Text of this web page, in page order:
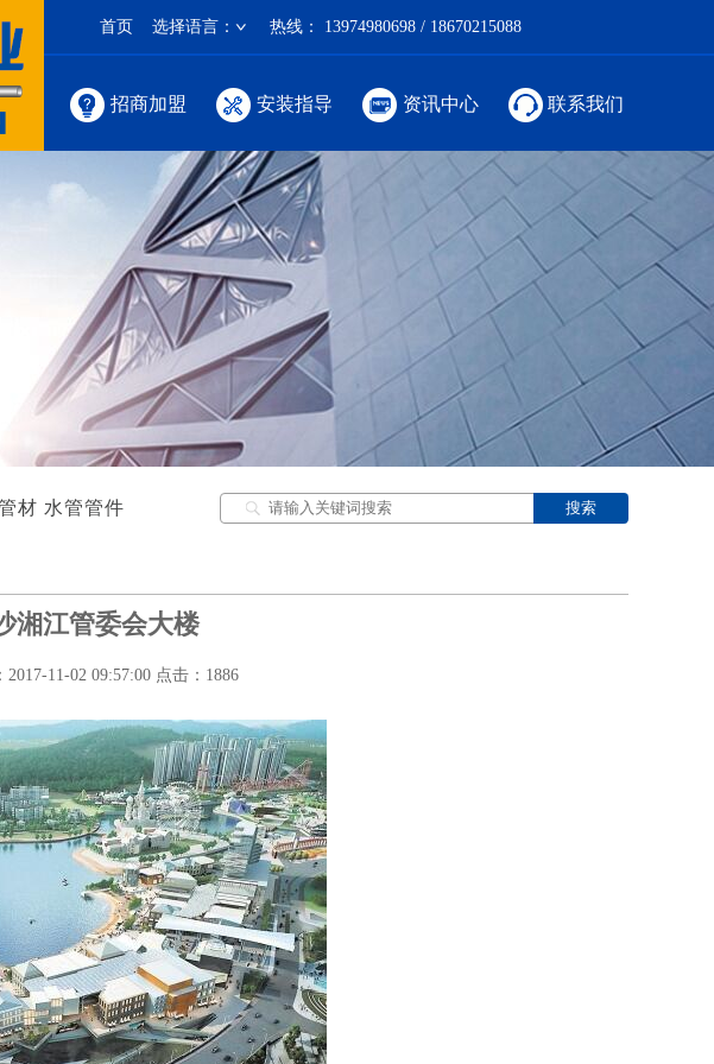
首页 选择语言： 热线： 13974980698 / 18670215088
招商加盟 安装指导 资讯中心 联系我们
材 水管管件
湘江管委会大楼
11-02 09:57:00 点击： 1886